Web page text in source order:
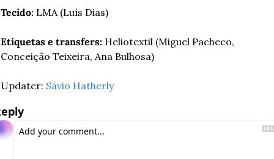
Tecido: LMA (Luís Dias)
Etiquetas e transfers: Heliotextil (Miguel Pacheco,
Conceição Teixeira, Ana Bulhosa)
Updater: Sávio Hatherly